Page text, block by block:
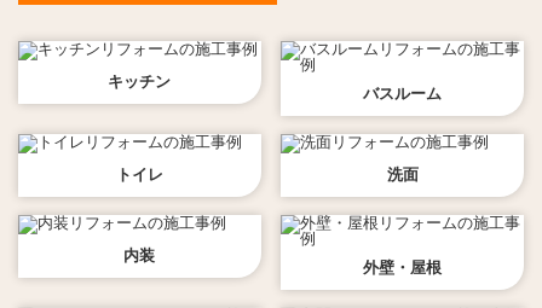
キッチン
バスルーム
トイレ 洗面
内装
外壁・屋根